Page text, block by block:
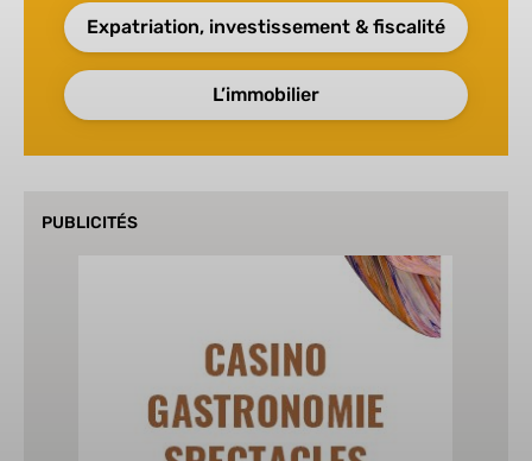
Expatriation, investissement & fiscalité
L’immobilier
PUBLICITÉS